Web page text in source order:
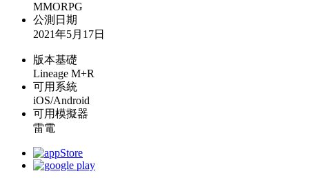
MMORPG
公測日期
2021年5月17日
版本基礎
Lineage M+R
可用系統
iOS/Android
可用模擬器
雷電